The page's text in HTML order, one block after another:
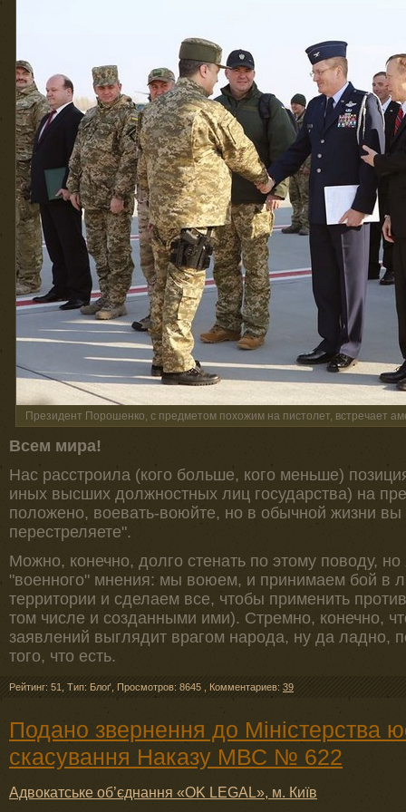
Президент Порошенко, с предметом похожим на пистолет, встречает
Всем мира!
Нас расстроила (кого больше, кого меньше)
иных высших должностных лиц государства) на
положено, воевать-воюйте, но в обычной жизни вы
перестреляете".
Можно, конечно, долго стенать по этому поводу,
"военного" мнения: мы воюем, и принимаем бой в
территории и сделаем все, чтобы применить
том числе и созданными ими). Стремно, конечно,
заявлений выглядит врагом народа, ну да ладно,
того, что есть.
Рейтинг: 51 Тип: Блоґ Просмотров: 8645 Комментариев: 39
Подано звернення до Міністерства
скасування Наказу МВС № 622
Адвокатське об’єднання «OK LEGAL», м. Київ